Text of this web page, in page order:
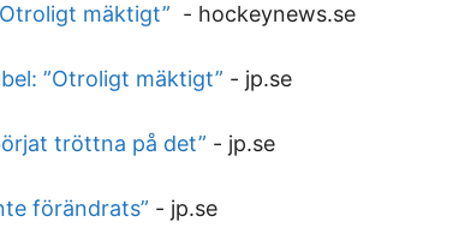
mäktigt” - hockeynews.se
”Otroligt mäktigt” - jp.se
tröttna på det” - jp.se
förändrats” - jp.se